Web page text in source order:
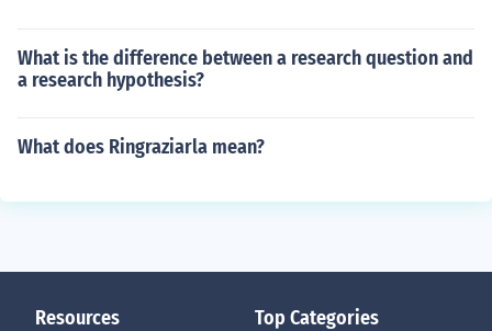
What is the difference between a research question and
a research hypothesis?
What does Ringraziarla mean?
Resources Top Categories